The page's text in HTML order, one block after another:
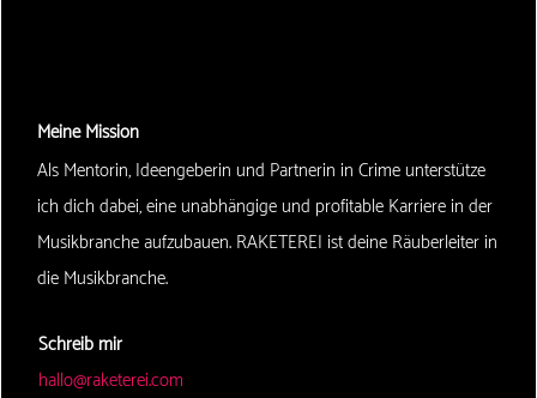
Meine Mission
Als Mentorin, Ideengeberin und Partnerin in Crime unterstütze
ich dich dabei, eine unabhängige und profitable Karriere in der
Musikbranche aufzubauen. RAKETEREI ist deine Räuberleiter in
die Musikbranche.
Schreib mir
hallo@raketerei.com